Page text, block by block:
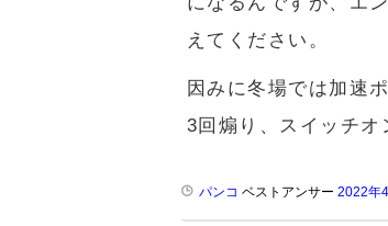
えてください。
因みに冬場では加速
3回煽り、スイッチオ
パンコ ベストアンサー 2022年